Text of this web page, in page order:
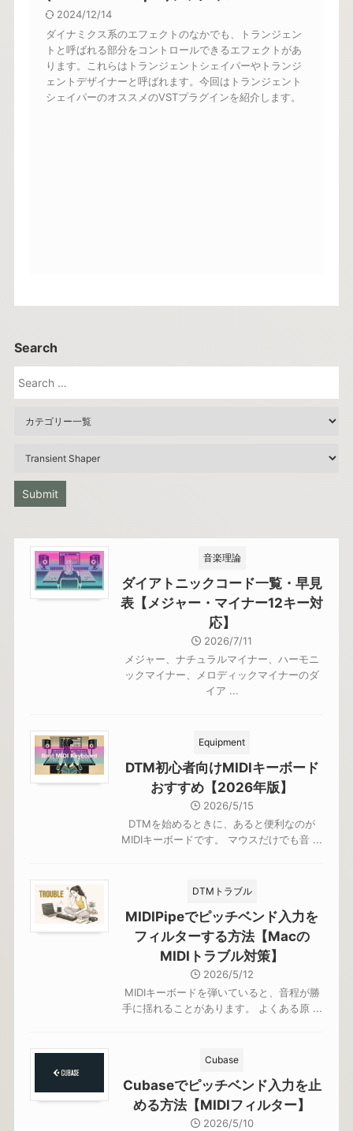
2024/12/14
ダイナミクス系のエフェクトのなかでも、トランジェン
トと呼ばれる部分をコントロールできるエフェクトがあ
ります。これらはトランジェントシェイパーやトランジ
ェントデザイナーと呼ばれます。今回はトランジェント
シェイパーのオススメのVSTプラグインを紹介します。
Search
音楽理論
ダイアトニックコード一覧・早見
表【メジャー・マイナー12キー対
応】
2026/7/11
メジャー、ナチュラルマイナー、ハーモニ
ックマイナー、メロディックマイナーのダ
イア ...
Equipment
DTM初心者向けMIDIキーボード
おすすめ【2026年版】
2026/5/15
DTMを始めるときに、あると便利なのが
MIDIキーボードです。 マウスだけでも音 ...
DTMトラブル
MIDIPipeでピッチベンド入力を
フィルターする方法【Macの
MIDIトラブル対策】
2026/5/12
MIDIキーボードを弾いていると、音程が勝
手に揺れることがあります。 よくある原 ...
Cubase
Cubaseでピッチベンド入力を止
める方法【MIDIフィルター】
2026/5/10